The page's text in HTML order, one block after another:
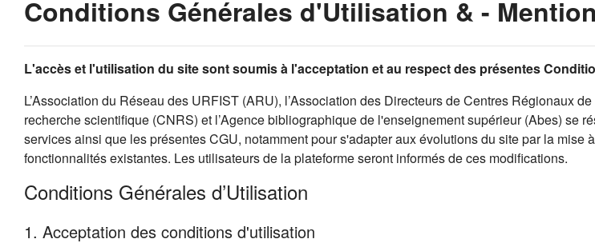
Conditions Générales d'Utilisation & -
L'accès et l'utilisation du site sont soumis à l'acceptation et au respect des présentes
L’Association du Réseau des URFIST (ARU), l’Association des Directeurs de Centres Régionaux
recherche scientifique (CNRS) et l’Agence bibliographique de l'enseignement supérieur (Abes) se
services ainsi que les présentes CGU, notamment pour s'adapter aux évolutions du site par la
fonctionnalités existantes. Les utilisateurs de la plateforme seront informés de ces modifications.
Conditions Générales d’Utilisation
1. Acceptation des conditions d'utilisation